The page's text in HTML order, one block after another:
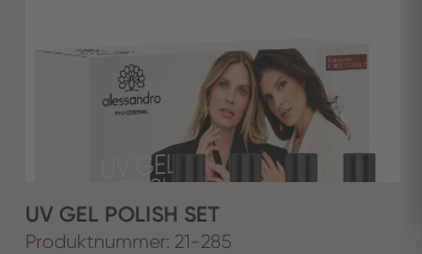
UV GEL POLISH SET
Produktnummer: 21-285